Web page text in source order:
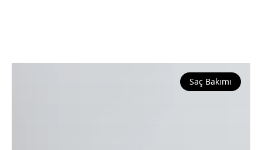
Saç Bakımı